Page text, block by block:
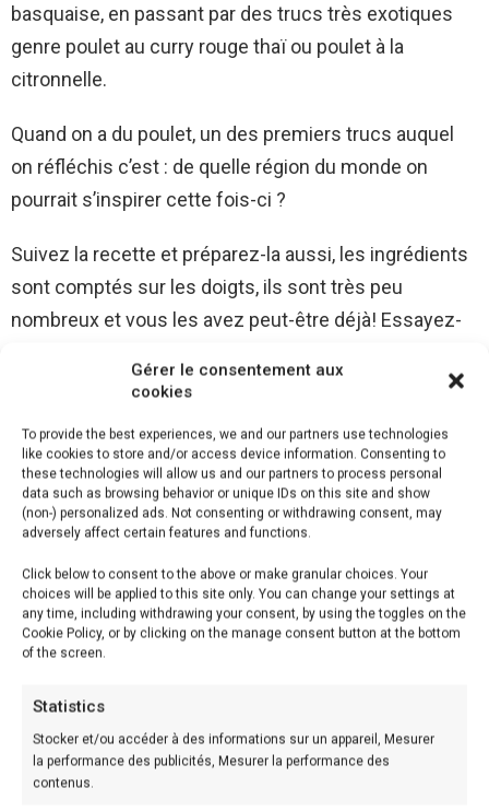
Gérer le consentement aux
cookies
To provide the best experiences, we and our partners use technologies
like cookies to store and/or access device information. Consenting to
these technologies will allow us and our partners to process personal
data such as browsing behavior or unique IDs on this site and show
(non-) personalized ads. Not consenting or withdrawing consent, may
adversely affect certain features and functions.
Click below to consent to the above or make granular choices. Your
choices will be applied to this site only. You can change your settings at
any time, including withdrawing your consent, by using the toggles on the
Cookie Policy, or by clicking on the manage consent button at the bottom
of the screen.
Statistics
Stocker et/ou accéder à des informations sur un appareil, Mesurer
la performance des publicités, Mesurer la performance des
contenus.
basquaise, en passant par des trucs très exotiques
genre poulet au curry rouge thaï ou poulet à la
citronnelle.
Quand on a du poulet, un des premiers trucs auquel
on réfléchis c’est : de quelle région du monde on
pourrait s’inspirer cette fois-ci ?
Suivez la recette et préparez-la aussi, les ingrédients
sont comptés sur les doigts, ils sont très peu
nombreux et vous les avez peut-être déjà! Essayez-
Alors voici quelques explications:
Pour bien réussir la recette Poulet à l’italienne, il faut
bien mesurer les ingrédients et les préparer avant de
commencer la recette. Il faut également respecter le
temps et la température de cuisson, ainsi suivez pas-
à-pas les étapes décrites ci-dessous .
Donc, pour la recette, il vous faut :
Ingrédients 4 personnes